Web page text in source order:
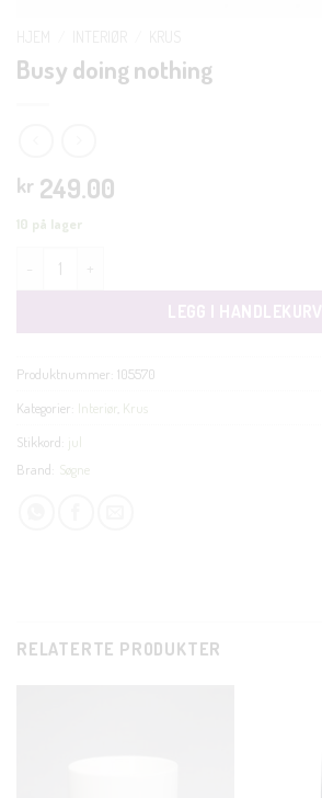
Busy doing nothing
kr 249.00
10 på lager
Busy doing nothing antall
LEGG I HANDLEKURV
Produktnummer: 105570
Kategorier: Interiør Krus
Stikkord: jul
Brand: Søgne
RELATERTE PRODUKTER